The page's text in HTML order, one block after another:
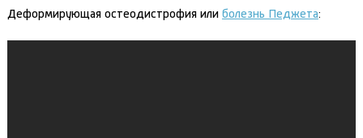
Деформирующая остеодистрофия или болезнь Педжета: